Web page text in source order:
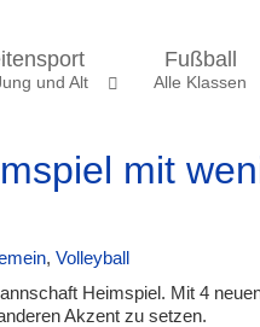
und Alt
Fußball
Alle Klassen
mit
, Volleyball
Heimspiel. Mit 4
Akzent zu setzen.